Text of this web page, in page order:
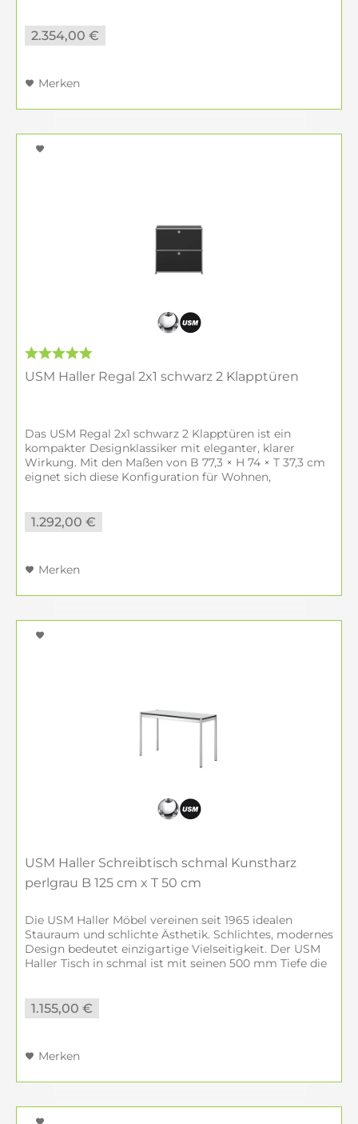
2.354,00 €
Merken
USM Haller Regal 2x1 schwarz 2 Klapptüren
Das USM Regal 2x1 schwarz 2 Klapptüren ist ein
kompakter Designklassiker mit eleganter, klarer
Wirkung. Mit den Maßen von B 77,3 × H 74 × T 37,3 cm
eignet sich diese Konfiguration für Wohnen,
1.292,00 €
Merken
USM Haller Schreibtisch schmal Kunstharz
perlgrau B 125 cm x T 50 cm
Die USM Haller Möbel vereinen seit 1965 idealen
Stauraum und schlichte Ästhetik. Schlichtes, modernes
Design bedeutet einzigartige Vielseitigkeit. Der USM
Haller Tisch in schmal ist mit seinen 500 mm Tiefe die
1.155,00 €
Merken